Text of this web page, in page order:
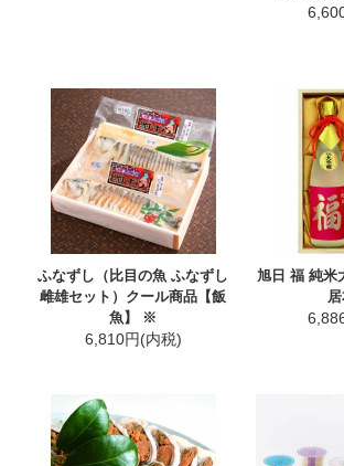
ふなずし（比目の魚 ふなずし
雌雄セット）クール商品【飯
魚】 ※
6,810円(内税)
旭日 福 純米
居